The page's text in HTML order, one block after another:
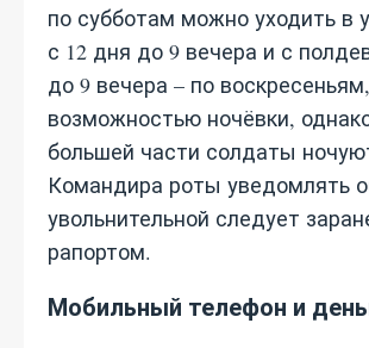
по субботам можно уходить в
с 12 дня до 9 вечера и с
до 9 вечера – по
возможностью ночёвки,
большей части солдаты
Командира роты уведомлять
увольнительной следует
рапортом.
Мобильный телефон и